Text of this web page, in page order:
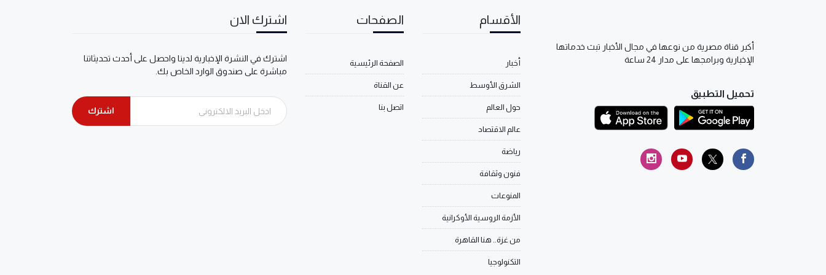
أكبر قناة مصرية من نوعها في مجال الأخبار تبث خدماتها
الإخبارية وبرامجها على مدار 24 ساعة
تحميل التطبيق
الأقسام
أخبار
الشرق الأوسط
حول العالم
عالم الاقتصاد
رياضة
فنون وثقافة
المنوعات
الأزمة الروسية الأوكرانية
من غزة.. هنا القاهرة
التكنولوجيا
الصفحات
الصفحة الرئيسية
عن القناة
اتصل بنا
اشترك الان
اشترك في النشرة الإخبارية لدينا واحصل على أحدث تحديثاتنا
مباشرة على صندوق الوارد الخاص بك.
اشترك